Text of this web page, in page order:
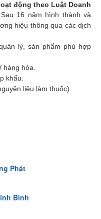
động theo Luật Doanh
Sau 16 năm hình thành và
hiệu thông qua các dịch
lý, sản phẩm phù hợp
hóa.
khẩu.
liệu làm thuốc).
Phát
Bình